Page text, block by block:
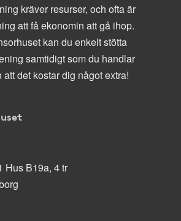
kräver resurser, och ofta är
att få ekonomin att gå ihop.
kan du enkelt stötta
samtidigt som du handlar
det kostar dig något extra!
Hus B19a, 4 tr